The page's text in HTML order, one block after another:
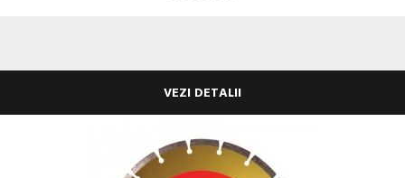
VEZI DETALII